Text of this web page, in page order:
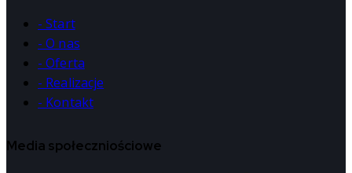
- Start
- O nas
- Oferta
- Realizacje
- Kontakt
Media społeczniościowe